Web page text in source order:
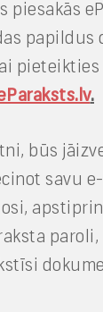
piesakās
papildus
.
būs
savu